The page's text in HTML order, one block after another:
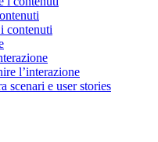
contenuti
l’interazione
scenari e user stories